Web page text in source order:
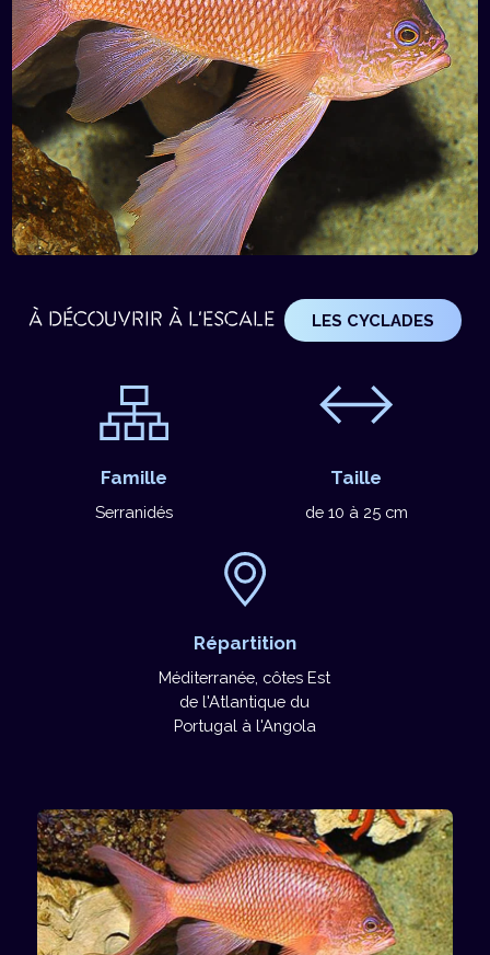
À DÉCOUVRIR À L'ESCALE LES CYCLADES
Famille
Serranidés
Taille
de 10 à 25 cm
Répartition
Méditerranée, côtes Est
de l'Atlantique du
Portugal à l'Angola